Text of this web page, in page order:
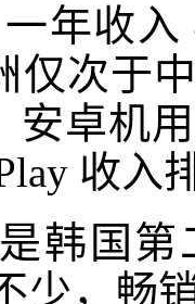
年收
仅次于
安卓机
收入
是韩国
少，畅